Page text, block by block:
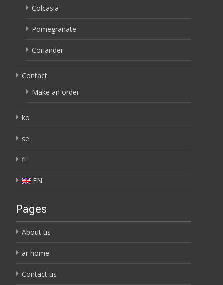
Colcasia
Pomegranate
Coriander
Contact
Make an order
ko
se
fi
EN
Pages
About us
ar home
Contact us